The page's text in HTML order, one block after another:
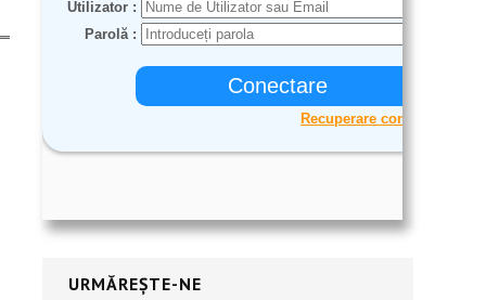
URMĂREȘTE-NE